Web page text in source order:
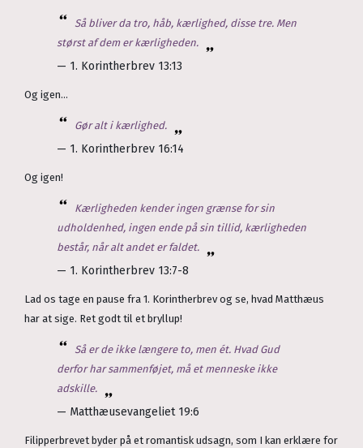
Så bliver da tro, håb, kærlighed, disse tre. Men
størst af dem er kærligheden.
— 1. Korintherbrev 13:13
Og igen...
Gør alt i kærlighed.
— 1. Korintherbrev 16:14
Og igen!
Kærligheden kender ingen grænse for sin
udholdenhed, ingen ende på sin tillid, kærligheden
består, når alt andet er faldet.
— 1. Korintherbrev 13:7-8
Lad os tage en pause fra 1. Korintherbrev og se, hvad Matthæus
har at sige. Ret godt til et bryllup!
Så er de ikke længere to, men ét. Hvad Gud
derfor har sammenføjet, må et menneske ikke
adskille.
— Matthæusevangeliet 19:6
Filipperbrevet byder på et romantisk udsagn, som I kan erklære for